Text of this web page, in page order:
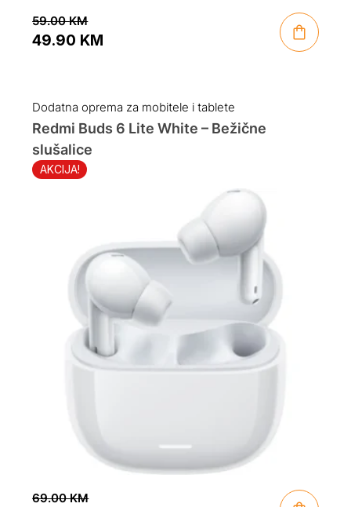
59.00KM
was:
59.00 KM.
49.90 KM
is:
49.90 KM.
Dodatna oprema za mobitele i tablete
AKCIJA!
Redmi Buds 6 Lite White – Bežične
slušalice
69.00KM